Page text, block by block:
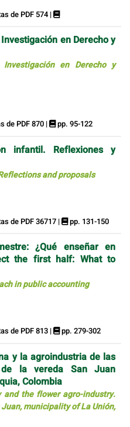
de PDF 574 |
en Derecho y
en Derecho y
de PDF 870 | pp. 95-122
infantil. Reflexiones y
and proposals
de PDF 36717 | pp. 131-150
¿Qué enseñar en
the first half: What to
in public accounting
de PDF 813 | pp. 279-302
y la agroindustria de las
la vereda San Juan
Colombia
and the flower agro-industry.
municipality of La Unión,